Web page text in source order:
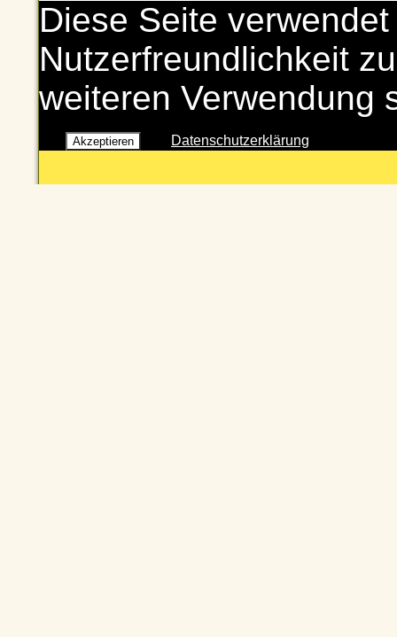
Diese Seite
Nutzerfreundlichkeit
weiteren Verwendung
Akzeptieren Datenschutzerklärung